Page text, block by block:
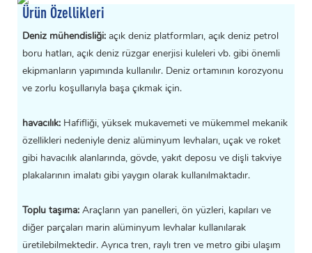
Ürün Özellikleri
Deniz mühendisliği: açık deniz platformları, açık deniz petrol
boru hatları, açık deniz rüzgar enerjisi kuleleri vb. gibi önemli
ekipmanların yapımında kullanılır. Deniz ortamının korozyonu
ve zorlu koşullarıyla başa çıkmak için.
havacılık: Hafifliği, yüksek mukavemeti ve mükemmel mekanik
özellikleri nedeniyle deniz alüminyum levhaları, uçak ve roket
gibi havacılık alanlarında, gövde, yakıt deposu ve dişli takviye
plakalarının imalatı gibi yaygın olarak kullanılmaktadır.
Toplu taşıma: Araçların yan panelleri, ön yüzleri, kapıları ve
diğer parçaları marin alüminyum levhalar kullanılarak
üretilebilmektedir. Ayrıca tren, raylı tren ve metro gibi ulaşım